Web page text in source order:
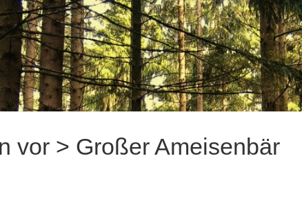
vor > Großer Ameisenbär